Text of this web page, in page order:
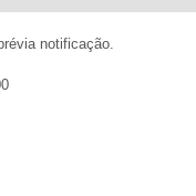
notificação.